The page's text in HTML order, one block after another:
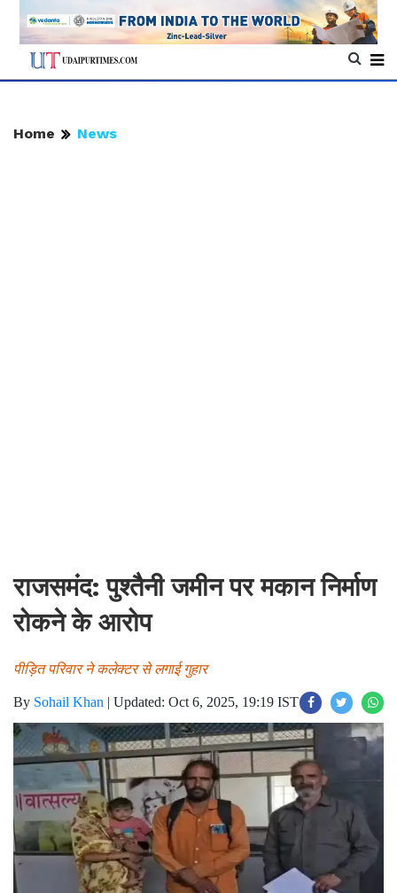
Home News
राजसमंद: पुश्तैनी जमीन पर मकान निर्माण
रोकने के आरोप
पीड़ित परिवार ने कलेक्टर से लगाई गुहार
By Sohail Khan | Updated: Oct 6, 2025, 19:19 IST